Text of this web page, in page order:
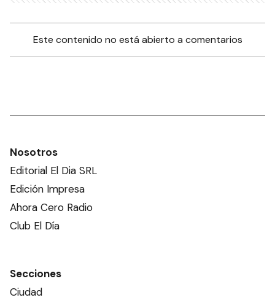
Este contenido no está abierto a comentarios
Nosotros
Editorial El Dia SRL
Edición Impresa
Ahora Cero Radio
Club El Día
Secciones
Ciudad